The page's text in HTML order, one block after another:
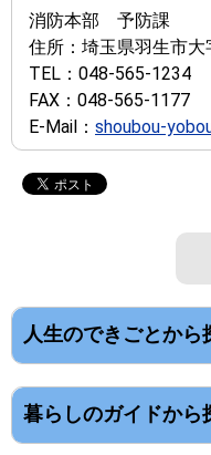
消防本部 予防課
住所： 埼玉県羽生市大
TEL： 048-565-1234
FAX： 048-565-1177
E-Mail： shoubou-
人生のできごとから
暮らしのガイドから